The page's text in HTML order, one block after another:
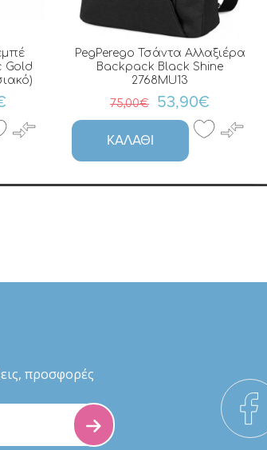
Gold
PegPerego Τσάντα Αλλαξιέρα
Backpack Black Shine
2768MU13
75,00€
53,90€
ΚΑΛΆΘΙ
προσφορές